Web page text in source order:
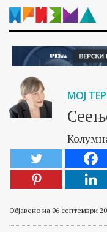
МОЈ
Објавено на 06 септември